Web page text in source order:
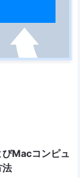
Macコンピュ
法